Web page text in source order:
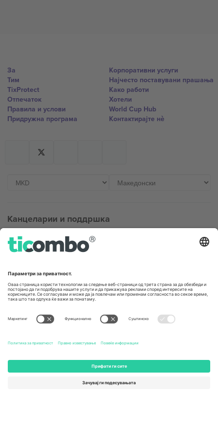
За
Тим
TixProtect
Отпечаток
Правила и услови
Придружна програма
Корпоративни услуги
Најчесто поставувани прашања
Како работи
Хотели
World Cup Hub
Контактирајте нѐ
Канцеларии и поддршка
Germany
Unter den Linden 24, 10117
United States
Newark, Delaware 19713, United
Switzerland
Engelberg, Switzerland
Regus Sofia City West, bul
Totleben 53-55, 1606 Sofia,
UAE Dubai Silicon Oasis, DDP
Building A1, Office 302, Dubai,
United Arab Emirates